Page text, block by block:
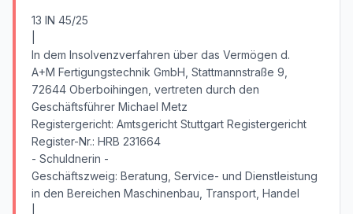
13 IN 45/25
In dem Insolvenzverfahren über das Vermögen d.
A+M Fertigungstechnik GmbH, Stattmannstraße 9,
72644 Oberboihingen, vertreten durch den
Geschäftsführer Michael Metz
Registergericht: Amtsgericht Stuttgart Registergericht
Register-Nr.: HRB 231664
- Schuldnerin -
Geschäftszweig: Beratung, Service- und Dienstleistung
in den Bereichen Maschinenbau, Transport, Handel